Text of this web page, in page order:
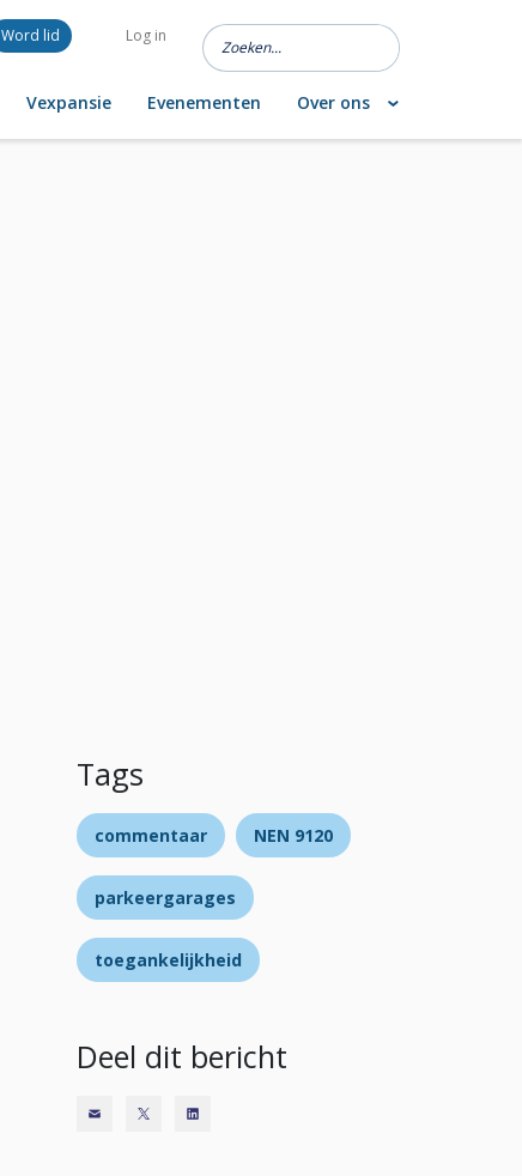
Word lid Log in
Vexpansie Evenementen Over ons
Tags
commentaar NEN 9120
parkeergarages
toegankelijkheid
Deel dit bericht